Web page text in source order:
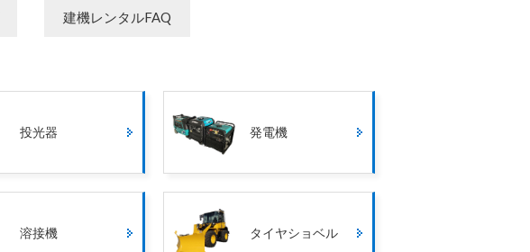
建機レンタルFAQ
投光器 発電機
溶接機 タイヤショベル